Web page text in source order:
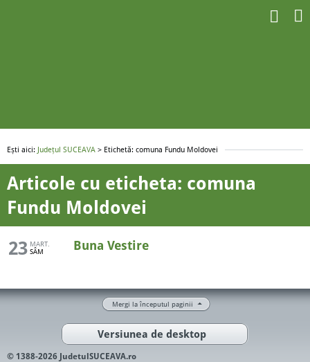
Ești aici: Județul SUCEAVA > Etichetă: comuna Fundu Moldovei
Articole cu eticheta: comuna
Fundu Moldovei
Buna Vestire
23 MART.
SÂM
Mergi la începutul paginii
Versiunea de desktop
© 1388-2026 JudetulSUCEAVA.ro